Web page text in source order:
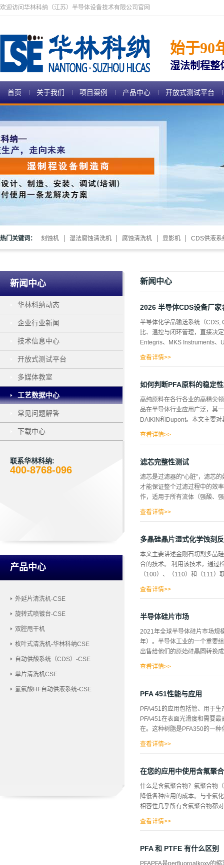
欢迎访问华林科纳（江苏）半导体设备技术有限公司官网
始于90
湿法制程整
首页 关于我们 项目案例 产品中心 开放式测试平台
热门关键词： 刻蚀机 湿法腐蚀清洗机 腐蚀清洗机 显影机 CDS供液系
新闻中心
华林科纳动态
企业行业新闻
技术信息中心
开放式测试平台
多媒体教室
工艺数据中心
常见问题解答
下载中心
联系华林科纳:
400-8768-096
产品中心
外延片清洗机-CSE
旋转式喷镀台-CSE
双腔甩干机
枚叶式清洗机-华林科纳CSE
自动供酸系统（CDS）-CSE
单片清洗机CSE
氢氟酸HF自动供液系统-CSE
新闻中心
2026 半导体CDS设备厂家
半导体化学品输送系统（CDS,
比、温控与闭环管理，直接决
Entegris、MKS Instruments
(CPS Group)、Nuance
查看详情>>
如何判断PFA原料的稳定
高纯原料在各行各业的高精尖
品在半导体行业应用广泛，其
DAIKIN和Dupont。本文主要
201SH、AP-211SH、AP-
Plus 本文主要讲解大金的AP-
PFA管件、接头及其他高纯制
性：① 熔体流动速率（MFR）
查看详情>>
滤芯完整性测试
滤芯是过滤器的“心脏”，滤芯
才能保证整个过滤过程中的效
作，适用于所有流体（强酸、
（污染物大于孔膜）完整
气体冲破已经湿润的滤膜，气
查看详情>>
多晶硅晶片湿式化学蚀刻
本文主要讲述金刚石切割多晶
合的技术。 利用该技术，通过
（100）、（110）和（111）
加剂与氢氧化钾溶液的比较表
表面损伤去除溶液HNA（根据
中进行抛光。在损伤去除过程
晶圆进行化学纹理（表1）。
[24]溶液...
查看详情>>
半导体硅片市场
2021年全球半导体硅片市场规
年）。半导体工业的一个重要
出售给他们的原始硅晶圆转换
半导体硅片市场分为小于 150
大直径，即 450 MM 硅片. 从
的每个芯片成本更低。此外，
导体和电子设备中的使用越来
造商越来...
查看详情>>
PFA 451性能与应用
PFA451的应用包括管、用于
PFA451在表面光滑度和需要
在。这种树脂是PFA350的一
2)，优质树脂具有最低水平的
适用于纯度需要十亿分范围的
其他热塑性塑料相比，
乙烯的性能。 由整洁的聚四氟
热性、韧性和灵活性、低摩擦
查看详情>>
在您的应用中使用含氟聚
什么是含氟聚合物？氟聚合物
降低各种应用的成本。与非氟
相容性几乎所有含氟聚合物都
合物相比,已发现含氟聚合物在
查看详情>>
PFA 和 PTFE 有什么区别
PFAPFA是perfluoroalkoxy的